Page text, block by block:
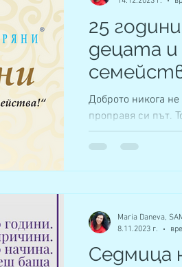
25
децата
Доброто никога
проправя си път.
Доброто намира
Седмица
Maria Daneva,
8.11.2023 г.